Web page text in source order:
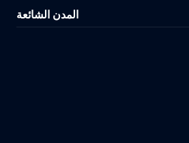
المدن الشائعة